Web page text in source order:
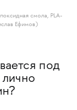
смола, PLA-
Ефимов)
под